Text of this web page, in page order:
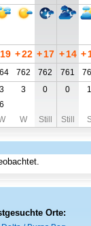
19 +22 + 17 + 14 +
762 762 761
3 3 0 0 1
6
W Still Still
Orte: